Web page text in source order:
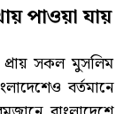
পাওয়া যায়
সকল মুসলিম
বর্তমানে